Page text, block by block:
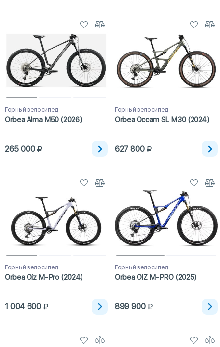
Горный велосипед
Orbea Alma M50 (2026)
265 000
Горный велосипед
Orbea Occam SL M30 (2024)
627 800
Горный велосипед
Orbea Oiz M-Pro (2024)
1 004 600
Горный велосипед
Orbea OIZ M-PRO (2025)
899 900